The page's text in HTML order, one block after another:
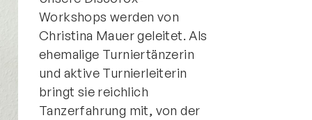
Workshops werden von
Christina Mauer geleitet. Als
ehemalige Turniertänzerin
und aktive Turnierleiterin
bringt sie reichlich
Tanzerfahrung mit, von der